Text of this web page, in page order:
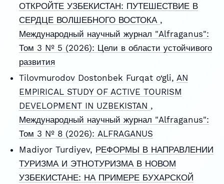
ОТКРОЙТЕ УЗБЕКИСТАН: ПУТЕШЕСТВИЕ В
СЕРДЦЕ ВОЛШЕБНОГО ВОСТОКА ,
Международный научный журнал "Alfraganus":
Том 3 № 5 (2026): Цели в области устойчивого
развития
Tilovmurodov Dostonbek Furqat o‘gli, AN
EMPIRICAL STUDY OF ACTIVE TOURISM
DEVELOPMENT IN UZBEKISTAN ,
Международный научный журнал "Alfraganus":
Том 3 № 8 (2026): ALFRAGANUS
Madiyor Turdiyev, РЕФОРМЫ В НАПРАВЛЕНИИ
ТУРИЗМА И ЭТНОТУРИЗМА В НОВОМ
УЗБЕКИСТАНЕ: НА ПРИМЕРЕ БУХAРСКОЙ